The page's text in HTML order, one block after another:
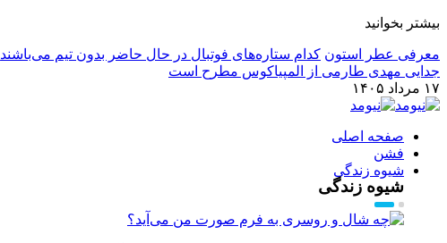
بیشتر بخوانید
معرفی عطر استون کدام ستاره‌های فوتبال در حال حاضر بدون تیم می‌باشند
جدایی مهدی طارمی از المپیاکوس مطرح است
۱۷ مرداد ۱۴۰۵
صفحه اصلی
فشن
شیوه زندگی
شیوه زندگی